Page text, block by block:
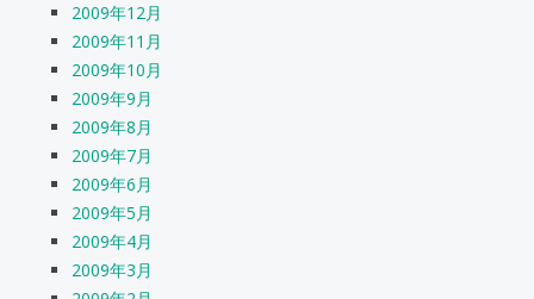
2009年12月
2009年11月
2009年10月
2009年9月
2009年8月
2009年7月
2009年6月
2009年5月
2009年4月
2009年3月